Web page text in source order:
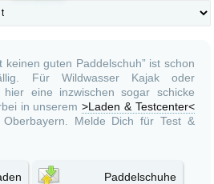
keinen guten Paddelschuh” ist schon
Für Wildwasser Kajak oder
eine inzwischen sogar schicke
in unserem>Laden & Testcenter<
Oberbayern. Melde Dich für Test &
Paddelschuhe